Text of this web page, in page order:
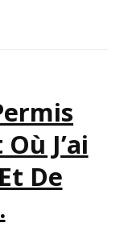
J’ai
De